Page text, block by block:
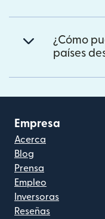
¿Cómo
países
Empresa
Acerca
Blog
Prensa
Empleo
Inversoras
Reseñas